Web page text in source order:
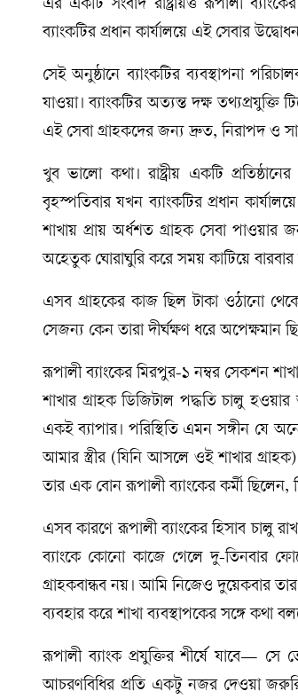
এর একটি সংবাদ রাষ্ট্রায়ত্ত রূপালী
ব্যাংকটির প্রধান কার্যালয়ে এই সেবার
সেই অনুষ্ঠানে ব্যাংকটির ব্যবস্থাপনা
যাওয়া। ব্যাংকটির অত্যন্ত দক্ষ
এই সেবা গ্রাহকদের জন্য দ্রুত, নিরাপদ ও
খুব ভালো কথা। রাষ্ট্রীয় একটি
বৃহস্পতিবার যখন ব্যাংকটির প্রধান
শাখায় প্রায় অর্ধশত গ্রাহক সেবা
অহেতুক ঘোরাঘুরি করে সময় কাটিয়ে বারবার
এসব গ্রাহকের কাজ ছিল টাকা ওঠানো
সেজন্য কেন তারা দীর্ঘক্ষণ ধরে অপেক্ষমান
রূপালী ব্যাংকের মিরপুর-১ নম্বর সেকশন
শাখার গ্রাহক ডিজিটাল পদ্ধতি চালু
একই ব্যাপার। পরিস্থিতি এমন সঙ্গীন যে
আমার স্ত্রীর (যিনি আসলে ওই শাখার গ্রাহক)
তার এক বোন রূপালী ব্যাংকের কর্মী
এসব কারণে রূপালী ব্যাংকের হিসাব চালু
ব্যাংকে কোনো কাজে গেলে দু-তিনবার
গ্রাহকবান্ধব নয়। আমি নিজেও দুয়েকবার
ব্যবহার করে শাখা ব্যবস্থাপকের সঙ্গে কথা
রূপালী ব্যাংক প্রযুক্তির শীর্ষে যাবে— সে
আচরণবিধির প্রতি একটু নজর দেওয়া জরুরি